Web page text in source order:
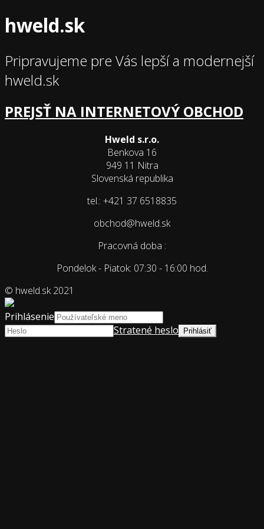
hweld.sk
Pripravujeme pre Vás lepší a modernejší
hweld.sk
PREJSŤ NA INTERNETOVÝ OBCHOD
Hweld s.r.o.
Benkova 16
949 11 Nitra
Slovenská republika
tel.: +421 37 6518835
obchod@hweld.sk
Pracovná doba :
Pondelok - Piatok: 07:30 - 16:00 hod.
© hweld.sk 2021
Prihlásenie
Stratené heslo